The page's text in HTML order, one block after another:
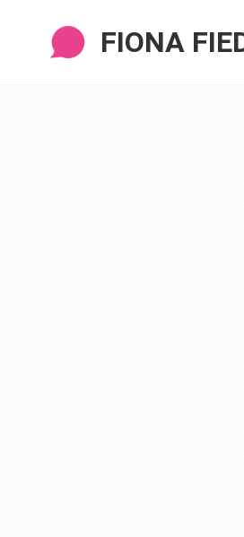
Navigation
springen
springen
Seitenspalte
springen
Fußzeile
springen
FIONA